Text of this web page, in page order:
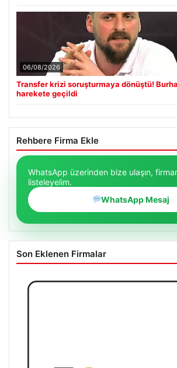
06/08/2026
Transfer krizi soruşturmaya dönüştü!
harekete geçildi
Rehbere Firma Ekle
WhatsApp üzerinden bize ulaşın,
listeleyelim.
WhatsApp Mesaj
Son Eklenen Firmalar